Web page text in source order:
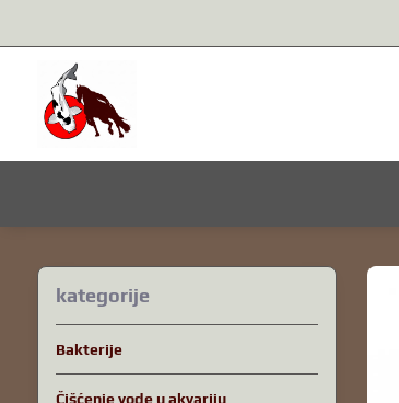
kategorije
Bakterije
Čišćenje vode u akvariju